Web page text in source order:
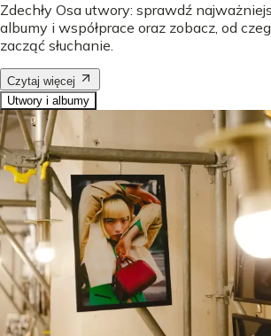
Zdechły Osa utwory: sprawdź
albumy i współprace oraz zobacz, od
zacząć słuchanie.
Czytaj więcej
Utwory i albumy